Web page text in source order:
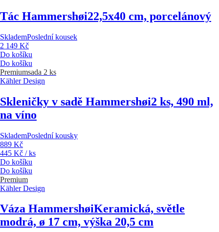
Tác Hammershøi22,5x40 cm, porcelánový
SklademPoslední kousek
2 149 Kč
Do košíku
Do košíku
Premiumsada 2 ks
Kähler Design
Skleničky v sadě Hammershøi2 ks, 490 ml,
na víno
SklademPoslední kousky
889 Kč
445 Kč / ks
Do košíku
Do košíku
Premium
Kähler Design
Váza HammershøiKeramická, světle
modrá, ø 17 cm, výška 20,5 cm